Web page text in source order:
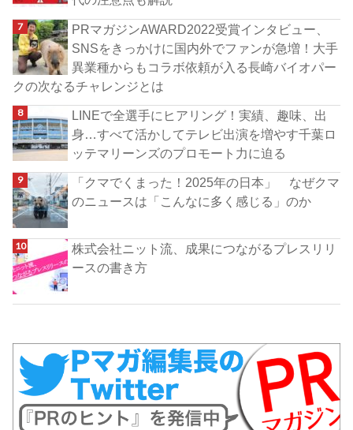
PRマガジンAWARD2022受賞インタビュー、
SNSをきっかけに国内外でファンが急増！大手
異業種からもコラボ依頼が入る長崎バイオパー
クの次なるチャレンジとは
LINEで全選手にヒアリング！実績、趣味、出
身…すべて活かしてテレビ出演を増やす千葉ロ
ッテマリーンズのプロモート力に迫る
「クマでくまった！2025年の日本」 なぜクマ
のニュースは「こんなに多く感じる」のか
株式会社ニット流、成果につながるプレスリリ
ースの書き方